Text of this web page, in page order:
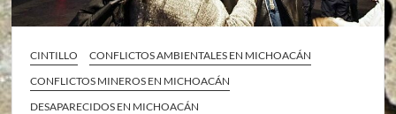
CINTILLO
CONFLICTOS AMBIENTALES EN MICHOACÁN
CONFLICTOS MINEROS EN MICHOACÁN
DESAPARECIDOS EN MICHOACÁN